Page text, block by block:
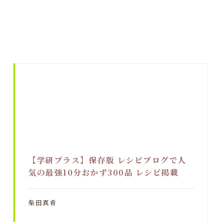
【学研プラス】保存版 レシピブログで人
気の最強10分おかず300品 レシピ掲載
柴田真希